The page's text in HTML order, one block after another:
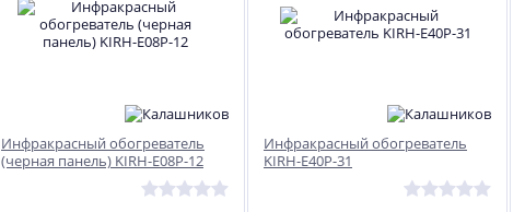
Инфракрасный обогреватель
(черная панель) KIRH-E08P-12
Инфракрасный обогреватель
KIRH-E40P-31